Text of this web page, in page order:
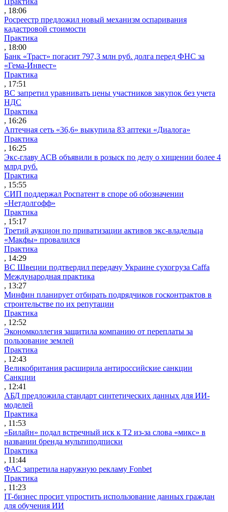
, 18:06
Росреестр предложил новый механизм оспаривания
кадастровой стоимости
Практика
, 18:00
Банк «Траст» погасит 797,3 млн руб. долга перед ФНС за
«Гема-Инвест»
Практика
, 17:51
ВС запретил уравнивать цены участников закупок без учета
НДС
Практика
, 16:26
Аптечная сеть «36,6» выкупила 83 аптеки «Диалога»
Практика
, 16:25
Экс-главу АСВ объявили в розыск по делу о хищении более 4
млрд руб.
Практика
, 15:55
СИП поддержал Роспатент в споре об обозначении
«Нетдолгофф»
Практика
, 15:17
Третий аукцион по приватизации активов экс-владельца
«Макфы» провалился
Практика
, 14:29
ВС Швеции подтвердил передачу Украине сухогруза Caffa
Международная практика
, 13:27
Минфин планирует отбирать подрядчиков госконтрактов в
строительстве по их репутации
Практика
, 12:52
Экономколлегия защитила компанию от переплаты за
пользование землей
Практика
, 12:43
Великобритания расширила антироссийские санкции
Санкции
, 12:41
АБД предложила стандарт синтетических данных для ИИ-
моделей
Практика
, 11:53
«Билайн» подал встречный иск к Т2 из-за слова «микс» в
названии бренда мультиподписки
Практика
, 11:44
ФАС запретила наружную рекламу Fonbet
Практика
, 11:23
IT-бизнес просит упростить использование данных граждан
для обучения ИИ